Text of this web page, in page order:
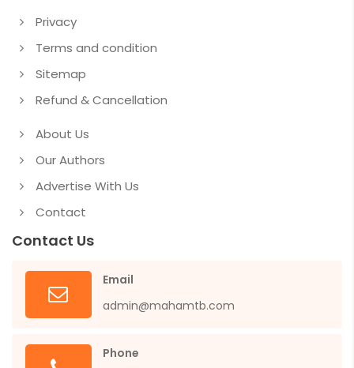
Privacy
Terms and condition
Sitemap
Refund & Cancellation
About Us
Our Authors
Advertise With Us
Contact
Contact Us
Email
admin@mahamtb.com
Phone